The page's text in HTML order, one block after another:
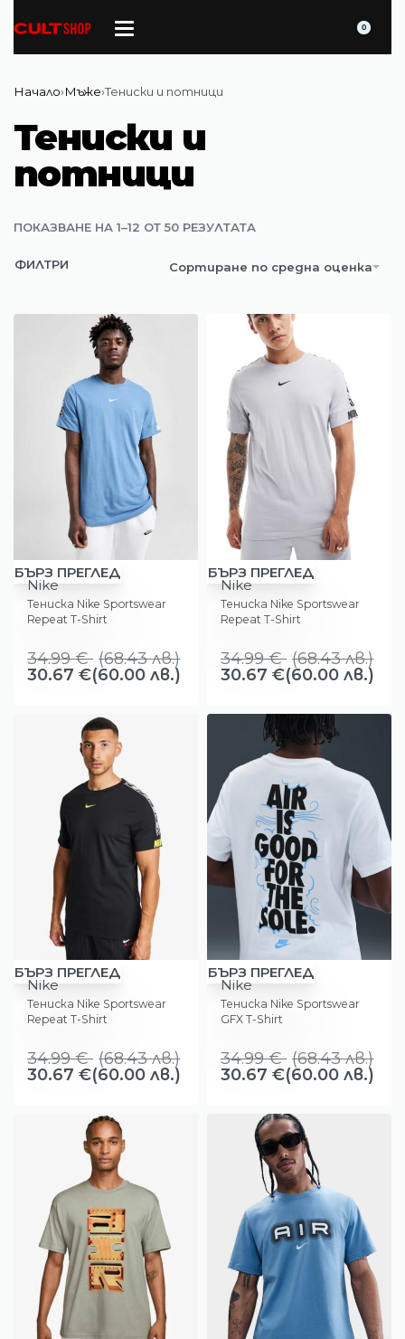
0
Начало›Мъже›Тениски и потници
Тениски и
потници
ПОКАЗВАНЕ НА 1–12 ОТ 50 РЕЗУЛТАТА
Сортиране по средна оценка
ФИЛТРИ
-12%
БЪРЗ ПРЕГЛЕД
Nike
Тениска Nike Sportswear
Repeat T-Shirt
34.99€ (68.43лв.)
30.67 €(60.00 лв.)
-12%
БЪРЗ ПРЕГЛЕД
Nike
Тениска Nike Sportswear
Repeat T-Shirt
34.99€ (68.43лв.)
30.67 €(60.00 лв.)
-12%
БЪРЗ ПРЕГЛЕД
Nike
Тениска Nike Sportswear
Repeat T-Shirt
34.99€ (68.43лв.)
30.67 €(60.00 лв.)
-12%
БЪРЗ ПРЕГЛЕД
Nike
Тениска Nike Sportswear
GFX T-Shirt
34.99€ (68.43лв.)
30.67 €(60.00 лв.)